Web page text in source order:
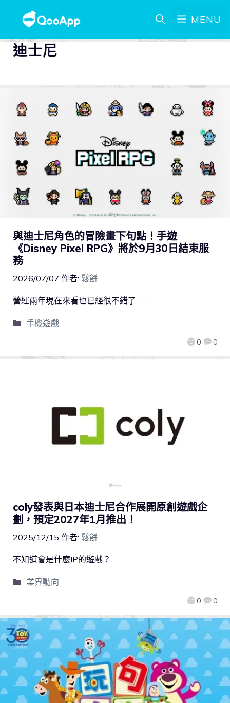
MENU
迪士尼
與迪士尼角色的冒險畫下句點！手遊
《Disney Pixel RPG》將於9月30日結束服
務
2026/07/07 作者: 鬆餅
0 0
營運兩年現在來看也已經很不錯了……
手機遊戲
coly發表與日本迪士尼合作展開原創遊戲企
劃，預定2027年1月推出！
2025/12/15 作者: 鬆餅
0 0
不知道會是什麼IP的遊戲？
業界動向